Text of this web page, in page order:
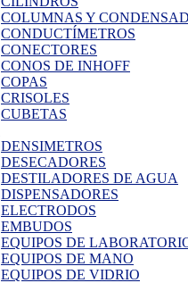
COLUMNAS Y
CONDUCTÍMETROS
CONECTORES
CONOS DE INHOFF
COPAS
CRISOLES
CUBETAS
DENSIMETROS
DESECADORES
DESTILADORES DE AGUA
DISPENSADORES
ELECTRODOS
EMBUDOS
EQUIPOS DE
EQUIPOS DE MANO
EQUIPOS DE VIDRIO